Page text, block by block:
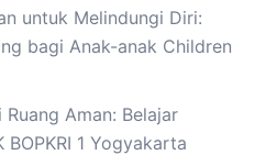
untuk Melindungi Diri:
bagi Anak-anak Children
Aman: Belajar
1 Yogyakarta